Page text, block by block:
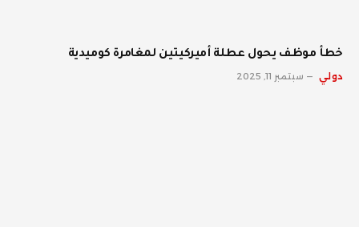
خطأ موظف يحول عطلة أميركيتين لمغامرة كوميدية
دولي سبتمبر 11, 2025